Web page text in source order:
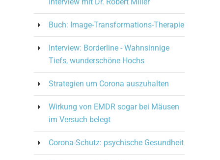
Buch: Image-Transformations-Therapie
Interview: Borderline - Wahnsinnige
Tiefs, wunderschöne Hochs
Strategien um Corona auszuhalten
Wirkung von EMDR sogar bei Mäusen
im Versuch belegt
Corona-Schutz: psychische Gesundheit